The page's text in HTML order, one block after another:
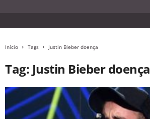
Início Tags Justin Bieber doença
Tag: Justin Bieber doença